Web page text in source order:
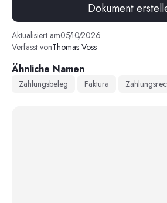
Dokument
Aktualisiert am05/10/2026
Verfasst vonThomas Voss
Ähnliche Namen
Zahlungsbeleg Faktura